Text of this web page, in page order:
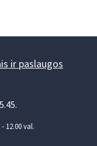
ir paslaugos
12.00 val.